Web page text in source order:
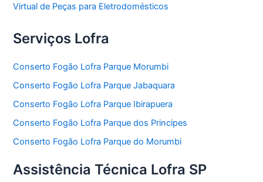
Virtual de Peças para Eletrodomésticos
Serviços Lofra
Conserto Fogão Lofra Parque Morumbi
Conserto Fogão Lofra Parque Jabaquara
Conserto Fogão Lofra Parque Ibirapuera
Conserto Fogão Lofra Parque dos Principes
Conserto Fogão Lofra Parque do Morumbi
Assistência Técnica Lofra SP